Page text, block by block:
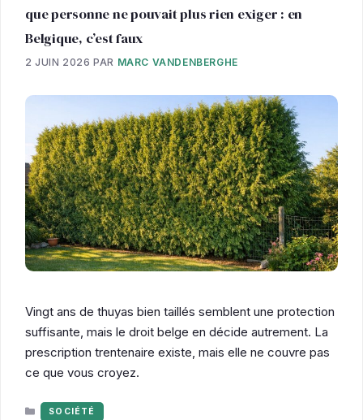
que personne ne pouvait plus rien exiger : en
Belgique, c’est faux
2 JUIN 2026 PAR MARC VANDENBERGHE
Vingt ans de thuyas bien taillés semblent une protection
suffisante, mais le droit belge en décide autrement. La
prescription trentenaire existe, mais elle ne couvre pas
ce que vous croyez.
CATÉGORIES
SOCIÉTÉ